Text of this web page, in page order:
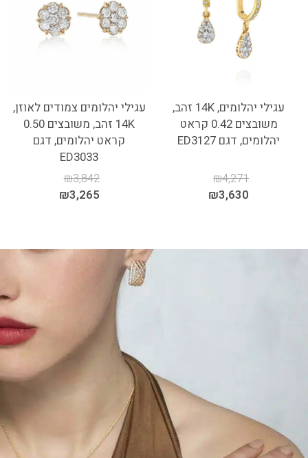
עגילי יהלומים, 14K זהב,
משובצים 0.42 קראט
יהלומים, דגם ED3127
₪4,271
₪3,630
עגילי יהלומים צמודים לאוזן,
14K זהב, משובצים 0.50
קראט יהלומים, דגם
ED3033
₪3,842
₪3,265